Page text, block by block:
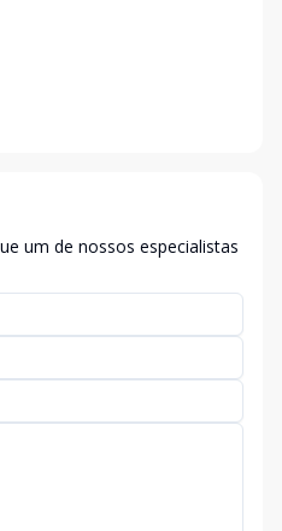
um de nossos especialistas